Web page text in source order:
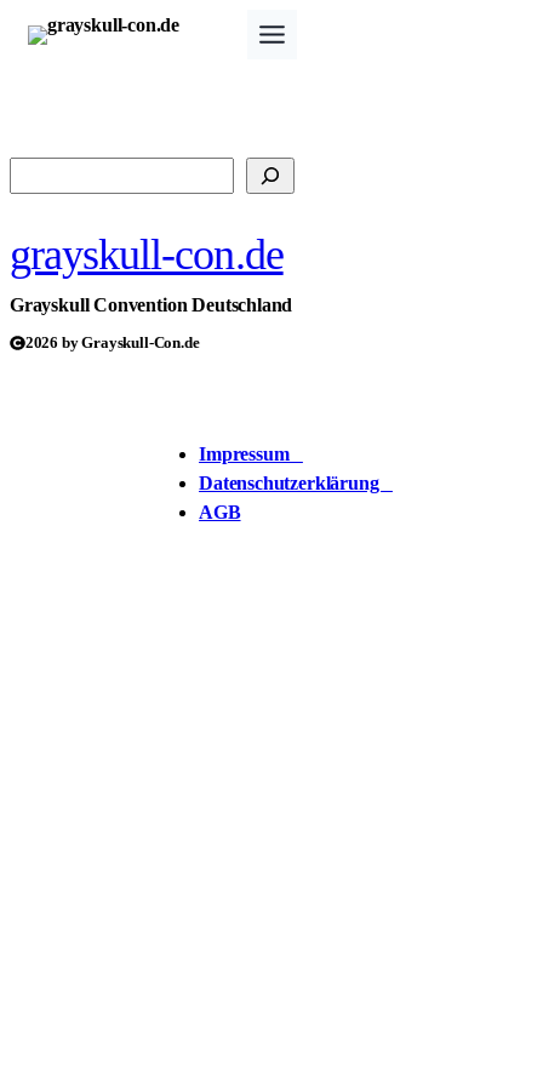
Zum
Inhalt
grayskull-con.de
Grayskull Convention Deutschland
2026 by Grayskull-Con.de
Impressum
Datenschutzerklärung
AGB